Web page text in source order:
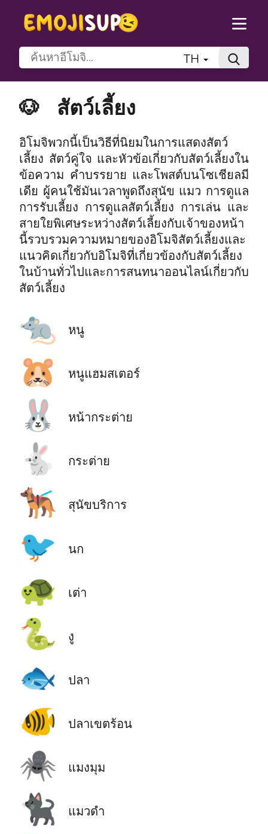
TH
🐶 สัตว์เลี้ยง
อิโมจิพวกนี้เป็นวิธีที่นิยมในการแสดงสัตว์
เลี้ยง สัตว์คู่ใจ และหัวข้อเกี่ยวกับสัตว์เลี้ยงใน
ข้อความ คำบรรยาย และโพสต์บนโซเชียลมี
เดีย ผู้คนใช้มันเวลาพูดถึงสุนัข แมว การดูแล
การรับเลี้ยง การดูแลสัตว์เลี้ยง การเล่น และ
สายใยพิเศษระหว่างสัตว์เลี้ยงกับเจ้าของหน้า
นี้รวบรวมความหมายของอิโมจิสัตว์เลี้ยงและ
แนวคิดเกี่ยวกับอิโมจิที่เกี่ยวข้องกับสัตว์เลี้ยง
ในบ้านทั่วไปและการสนทนาออนไลน์เกี่ยวกับ
สัตว์เลี้ยง
🐀 หนู
🐹 หนูแฮมสเตอร์
🐰 หน้ากระต่าย
🐇 กระต่าย
🐕‍🦺 สุนัขบริการ
🐦 นก
🐢 เต่า
🐍 งู
🐟 ปลา
🐠 ปลาเขตร้อน
🕷️ แมงมุม
🐈‍⬛ แมวดำ